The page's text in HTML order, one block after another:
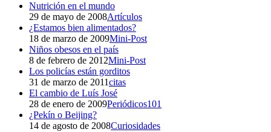
Nutrición en el mundo
29 de mayo de 2008Artículos
¿Estamos bien alimentados?
18 de marzo de 2009Mini-Post
Niños obesos en el país
8 de febrero de 2012Mini-Post
Los policías están gorditos
31 de marzo de 2011citas
El cambio de Luís José
28 de enero de 2009Periódicos101
¿Pekín o Beijing?
14 de agosto de 2008Curiosidades